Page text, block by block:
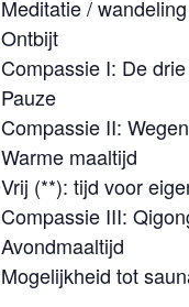
/
I: De
II:
maaltijd
(**): tijd voor
III:
tot